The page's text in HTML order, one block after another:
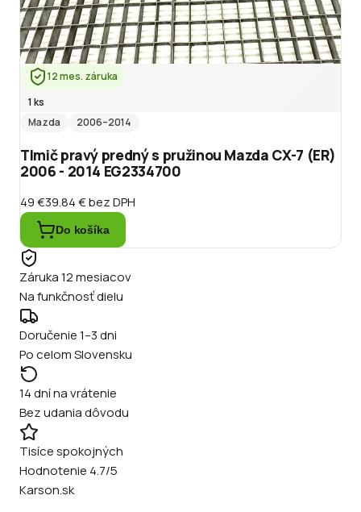
12 mes. záruka
1 ks
Mazda
2006–2014
Tlmič pravý predný s pružinou Mazda CX-7 (ER)
2006 - 2014 EG2334700
49 €39.84 €bez DPH
Do košíka
Záruka 12 mesiacov
Na funkčnosť dielu
Doručenie 1–3 dni
Po celom Slovensku
14 dní na vrátenie
Bez udania dôvodu
Tisíce spokojných
Hodnotenie 4.7/5
Karson.sk